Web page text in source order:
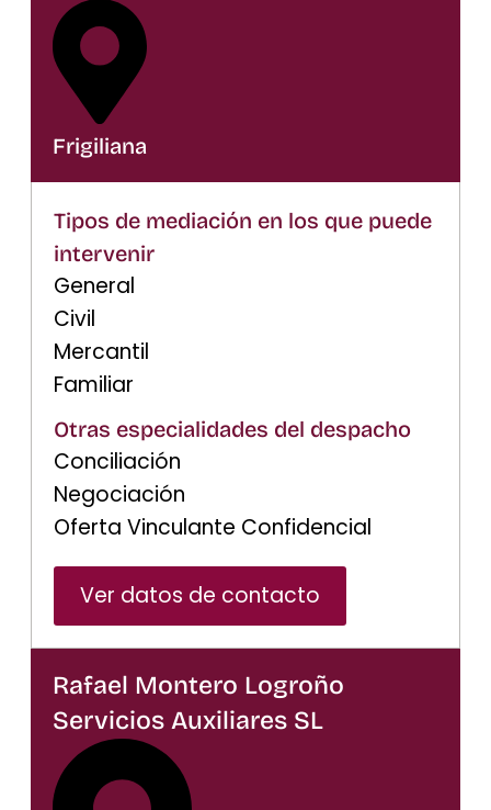
Frigiliana
Tipos de mediación en los que puede
intervenir
General
Civil
Mercantil
Familiar
Otras especialidades del despacho
Conciliación
Negociación
Oferta Vinculante Confidencial
Ver datos de contacto
Rafael Montero Logroño
Servicios Auxiliares SL